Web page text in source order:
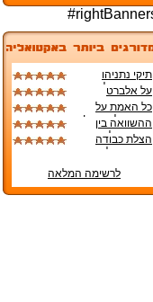
תיקי נתניהו
והסיכויים לזיכויו
בנימוק הגנה מן
הצדק
על אלברט
אינשטיין, רצח
תאיר ראדה,
ותחזיות מוזרות
שמתגשמות.
כל האמת על
החיסון לקורונה!
ההשוואה בין
מצבם של תושבי
עוטף עזה למצבם
הכורעים תחת
משבר הקורונה
הצלת כבודה
האבוד של הכנסת
לרשימה המלאה